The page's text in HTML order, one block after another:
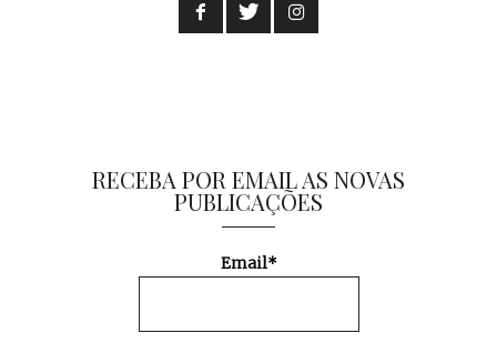
RECEBA POR EMAIL AS NOVAS
PUBLICAÇÕES
Email*